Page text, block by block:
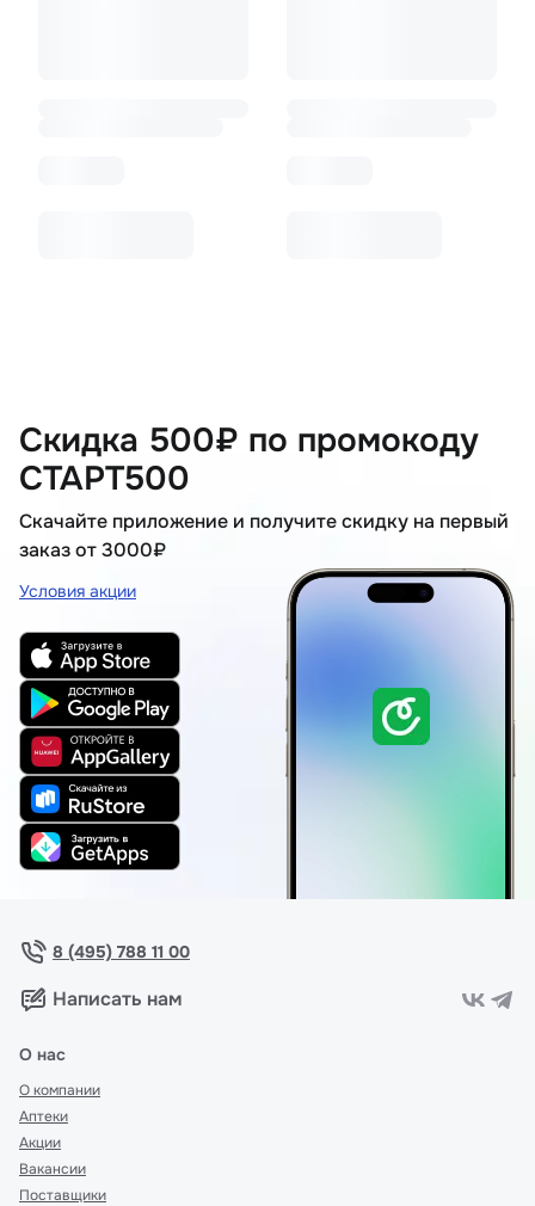
Скидка 500₽ по промокоду
СТАРТ500
Скачайте приложение и получите скидку на первый
заказ от 3000₽
Условия акции
8 (495) 788 11 00
Написать нам
О нас
О компании
Аптеки
Акции
Вакансии
Поставщики